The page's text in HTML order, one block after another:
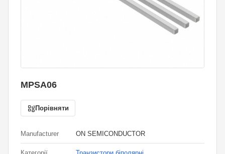
MPSA06
Порівняти
Manufacturer ON SEMICONDUCTOR